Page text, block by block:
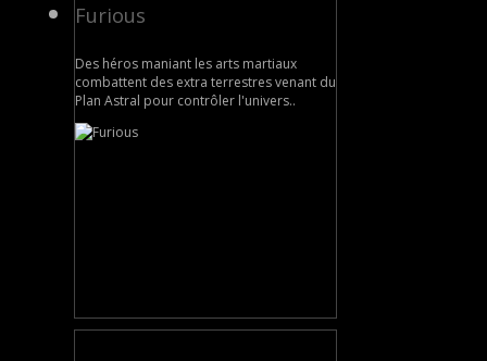
Furious
Des héros maniant les arts martiaux
combattent des extra terrestres venant du
Plan Astral pour contrôler l'univers..